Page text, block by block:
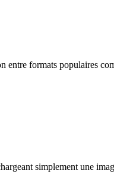
entre formats populaires
simplement une